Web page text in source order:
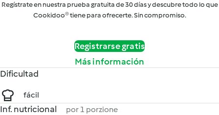
Regístrate en nuestra prueba gratuita de 30 días y descubre todo lo que
Cookidoo® tiene para ofrecerte. Sin compromiso.
Registrarse gratis
Más información
Dificultad
fácil
Inf. nutricional por 1 porzione